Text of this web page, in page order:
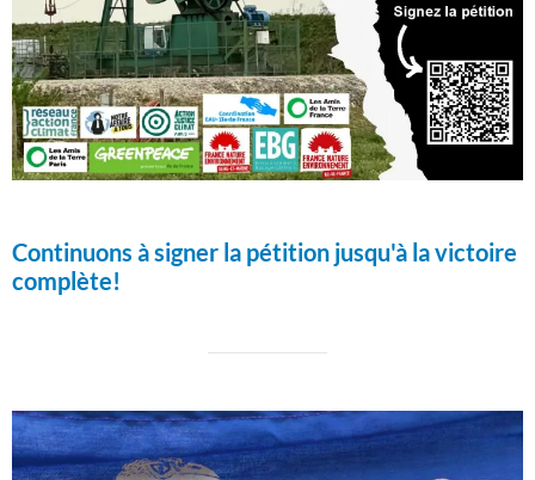
Continuons à signer la pétition jusqu'à la victoire
complète!